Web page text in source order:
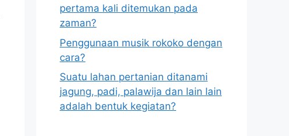
pertama kali ditemukan pada
zaman?
Penggunaan musik rokoko dengan
cara?
Suatu lahan pertanian ditanami
jagung, padi, palawija dan lain lain
adalah bentuk kegiatan?